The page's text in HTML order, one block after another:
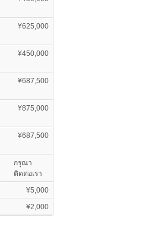
¥625,000
¥450,000
¥687,500
¥875,000
¥687,500
กรุณา
ติดต่อเรา
¥5,000
¥2,000